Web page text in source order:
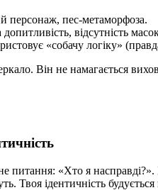
персонаж, пес-метаморфоза.
відсутність
«собачу логіку»
Він не намагається
питання: «Хто я
Твоя ідентичність